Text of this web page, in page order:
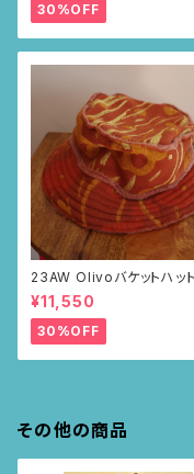
30%OFF
23AW Olivoバケットハット
ラウン・ポピー柄）
¥11,550
30%OFF
その他の商品